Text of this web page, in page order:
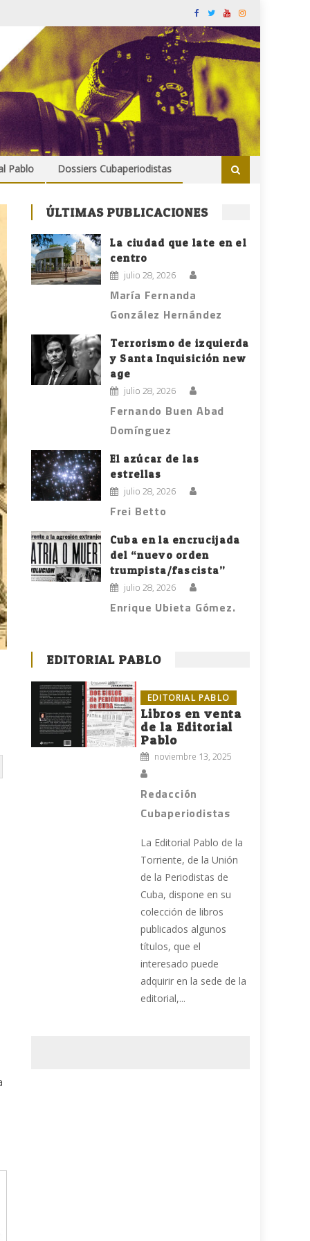
Pablo Dossiers Cubaperiodistas
ÚLTIMAS PUBLICACIONES
La ciudad que late en el
centro
julio 28, 2026
María Fernanda
González Hernández
Terrorismo de izquierda
y Santa Inquisición new
age
julio 28, 2026
Fernando Buen Abad
Domínguez
El azúcar de las
estrellas
julio 28, 2026
Frei Betto
Cuba en la encrucijada
del “nuevo orden
trumpista/fascista”
julio 28, 2026
Enrique Ubieta Gómez.
EDITORIAL PABLO
EDITORIAL PABLO
Libros en venta
de la Editorial
Pablo
noviembre 13, 2025
Redacción
Cubaperiodistas
La Editorial Pablo de la
Torriente, de la Unión
de la Periodistas de
Cuba, dispone en su
colección de libros
publicados algunos
títulos, que el
interesado puede
adquirir en la sede de la
editorial,...